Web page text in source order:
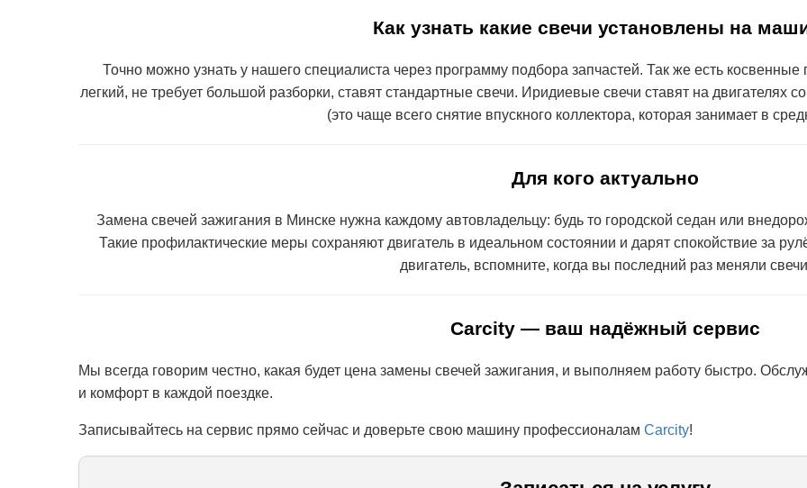
Как узнать какие свечи установлены на
Точно можно узнать у нашего специалиста через программу подбора запчастей. Так же есть косвенные
легкий, не требует большой разборки, ставят стандартные свечи. Иридиевые свечи ставят на двигателях
(это чаще всего снятие впускного коллектора, которая занимает в
Для кого актуально
Замена свечей зажигания в Минскенужна каждому автовладельцу: будь то городской седан или
Такие профилактические меры сохраняют двигатель в идеальном состоянии и дарят спокойствие за
двигатель, вспомните, когда вы последний раз меняли
Carcity — ваш надёжный сервис
Мы всегда говорим честно, какая будет цена замены свечей зажигания, и выполняем работу быстро.
и комфорт в каждой поездке.
Записывайтесь на сервис прямо сейчас и доверьте свою машину профессионалам Carcity!